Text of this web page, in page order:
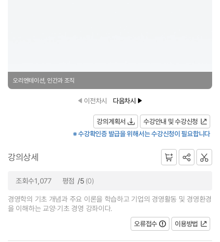
오리엔테이션, 인간과 조직
이전차시 다음차시
강의계획서
수강안내 및 수강신청
※ 수강확인증 발급을 위해서는 수강신청이 필요합니다
강의상세
조회수1,077 평점 /5 (0)
경영학의 기초 개념과 주요 이론을 학습하고 기업의 경영활동 및 경영환경
을 이해하는 교양·기초 경영 강좌이다.
오류접수
이용방법